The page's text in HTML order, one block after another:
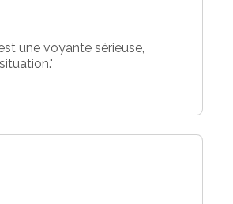
une voyante sérieuse,